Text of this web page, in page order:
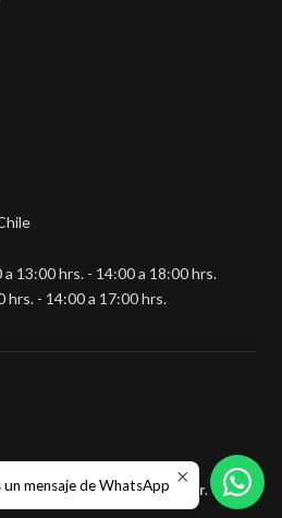
13:00 hrs. - 14:00 a 18:00 hrs.
hrs. - 14:00 a 17:00 hrs.
Desarrollado por Jumpseller.
un mensaje de WhatsApp